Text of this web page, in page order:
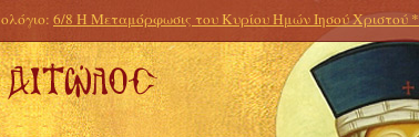
6/8 Η Μεταμόρφωσις του Κυρίου Ημών Ιησού Χριστού *